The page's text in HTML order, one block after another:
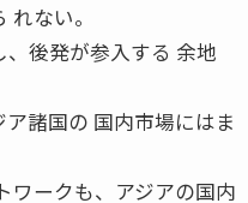
ない。
後発が参入する 余地
諸国の 国内市場にはま
ワークも、アジアの国内